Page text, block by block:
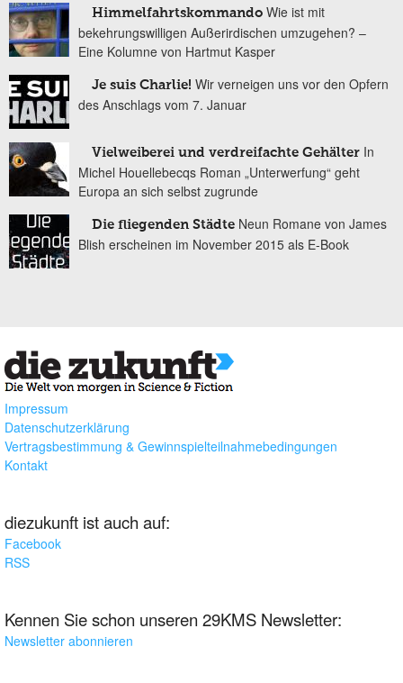
Himmelfahrtskommando Wie ist mit
bekehrungswilligen Außerirdischen umzugehen? –
Eine Kolumne von Hartmut Kasper
Je suis Charlie! Wir verneigen uns vor den Opfern
des Anschlags vom 7. Januar
Vielweiberei und verdreifachte Gehälter In
Michel Houellebecqs Roman „Unterwerfung“ geht
Europa an sich selbst zugrunde
Die fliegenden Städte Neun Romane von James
Blish erscheinen im November 2015 als E-Book
Impressum
Datenschutzerklärung
Vertragsbestimmung & Gewinnspielteilnahmebedingungen
Kontakt
diezukunft ist auch auf:
Facebook
RSS
Kennen Sie schon unseren 29KMS Newsletter:
Newsletter abonnieren